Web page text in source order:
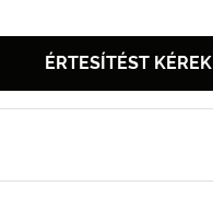
ÉRTESÍTÉST KÉREK